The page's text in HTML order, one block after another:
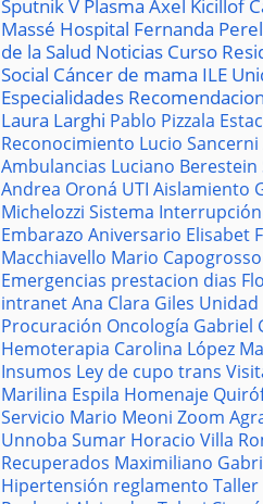
Sputnik V Plasma Axel Kicillof
Massé Hospital Fernanda
de la Salud Noticias Curso
Social Cáncer de mama ILE
Especialidades
Laura Larghi Pablo Pizzala
Reconocimiento Lucio Sancerni
Ambulancias Luciano Berestein
Andrea Oroná UTI Aislamiento
Michelozzi Sistema Interrupción
Embarazo Aniversario Elisabet
Macchiavello Mario Capogrosso
Emergencias prestacion dias
intranetAna Clara Giles Unidad
Procuración Oncología Gabriel
Hemoterapia Carolina López
Insumos Ley de cupo trans
Marilina Espila Homenaje
Servicio Mario Meoni Zoom
Unnoba Sumar Horacio Villa
Recuperados Maximiliano
Hipertensión reglamento Taller